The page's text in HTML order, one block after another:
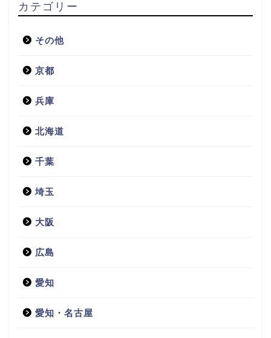
カテゴリー
その他
京都
兵庫
北海道
千葉
埼玉
大阪
広島
愛知
愛知・名古屋